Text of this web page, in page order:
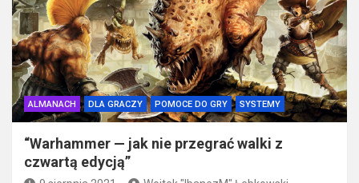
ALMANACH DLA GRACZY POMOCE DO GRY SYSTEMY
“Warhammer — jak nie przegrać walki z
czwartą edycją”